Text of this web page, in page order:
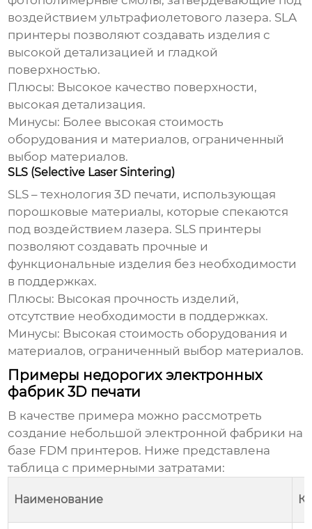
воздействием ультрафиолетового лазера. SLA
принтеры позволяют создавать изделия с
высокой детализацией и гладкой
поверхностью.
Плюсы: Высокое качество поверхности,
высокая детализация.
Минусы: Более высокая стоимость
оборудования и материалов, ограниченный
выбор материалов.
SLS (Selective Laser Sintering)
SLS – технология 3D печати, использующая
порошковые материалы, которые спекаются
под воздействием лазера. SLS принтеры
позволяют создавать прочные и
функциональные изделия без необходимости
в поддержках.
Плюсы: Высокая прочность изделий,
отсутствие необходимости в поддержках.
Минусы: Высокая стоимость оборудования и
материалов, ограниченный выбор материалов.
Примеры недорогих электронных
фабрик 3D печати
В качестве примера можно рассмотреть
создание небольшой электронной фабрики на
базе FDM принтеров. Ниже представлена
таблица с примерными затратами:
Наименование